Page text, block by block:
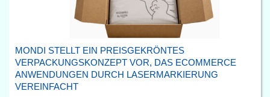
MONDI STELLT EIN PREISGEKRÖNTES
VERPACKUNGSKONZEPT VOR, DAS ECOMMERCE
ANWENDUNGEN DURCH LASERMARKIERUNG
VEREINFACHT